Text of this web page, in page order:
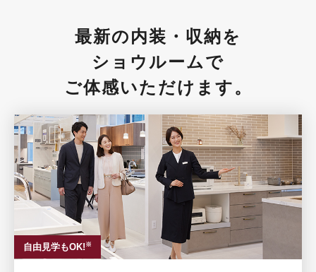
最新の内装・収納を
ショウルームで
ご体感いただけます。
自由見学もOK! ※